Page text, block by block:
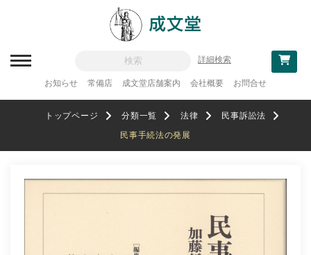
お知らせ 常備店 成文堂店舗案内 会社概要 お問合せ
詳細検索
トップページ 分類一覧 法律
民事訴訟法
民事手続法の発展